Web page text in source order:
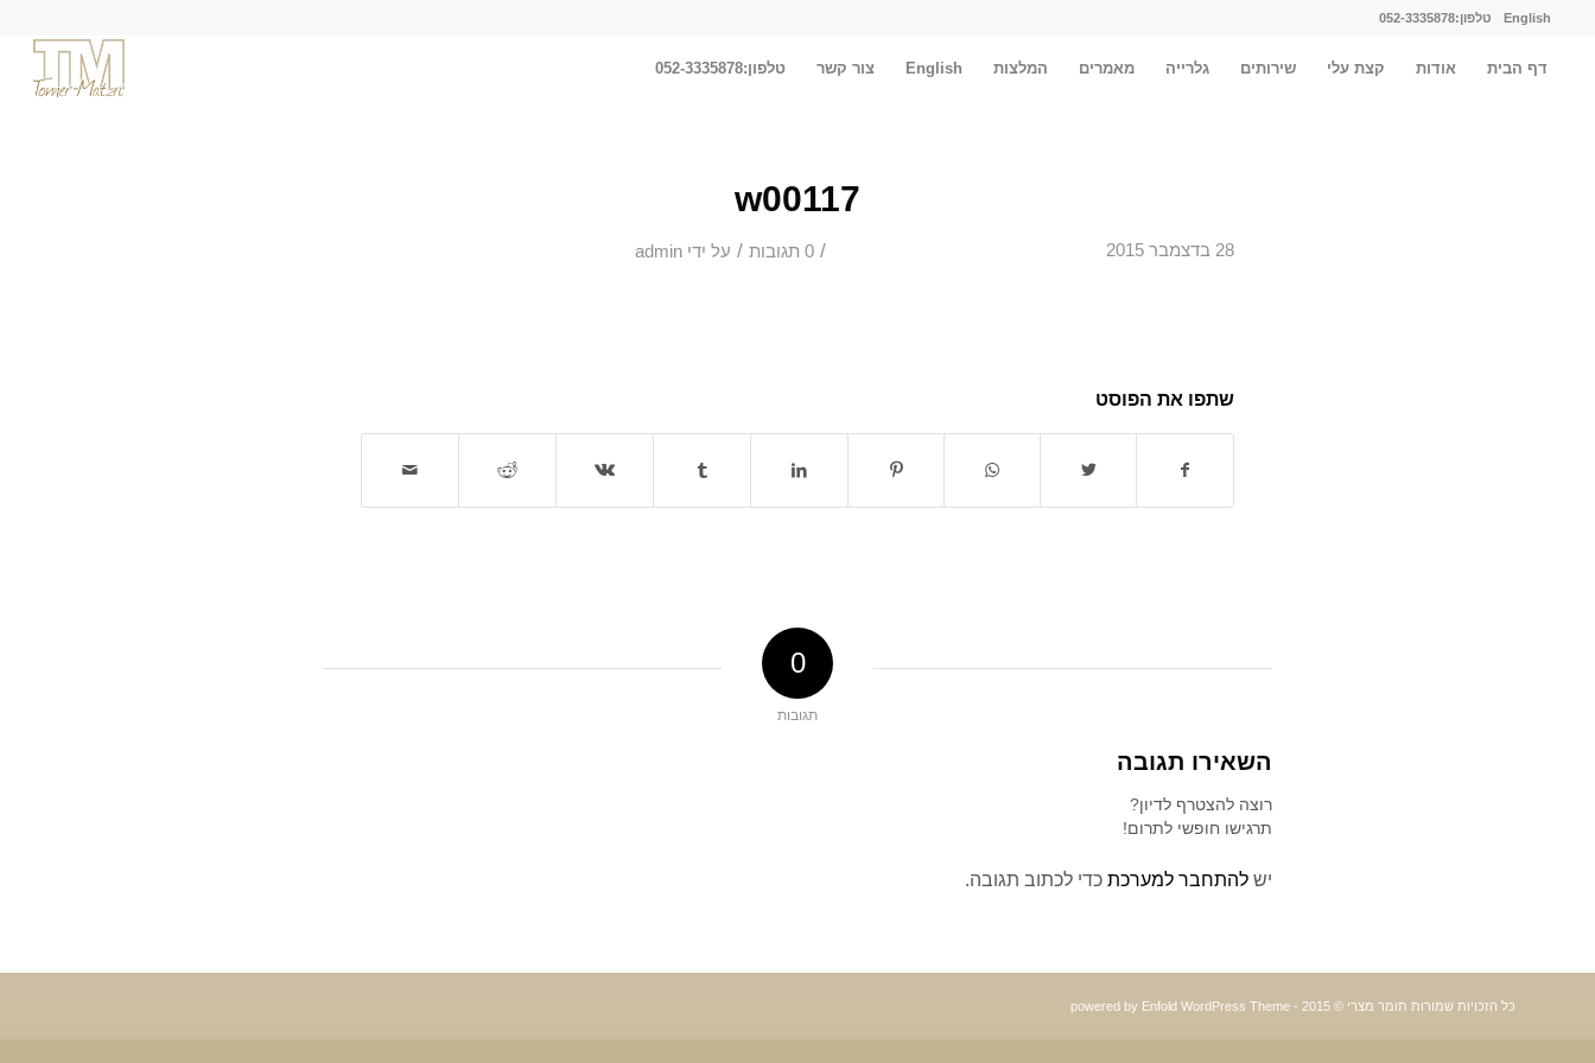
English טלפון:052-3335878
דף הבית אודות קצת עלי שירותים גלרייה מאמרים המלצות English צור קשר טלפון:052-3335878
w00117
28 בדצמבר 2015 / 0 תגובות / על ידי admin
שתפו את הפוסט
0
תגובות
השאירו תגובה
רוצה להצטרף לדיון?
תרגישו חופשי לתרום!
יש להתחבר למערכת כדי לכתוב תגובה.
כל הזכויות שמורות תומר מצרי © 2015 - powered by Enfold WordPress Theme